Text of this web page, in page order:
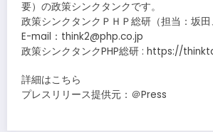
要）の政策シンクタンクです。
政策シンクタンクＰＨＰ総研（担当：坂田
E-mail：think2@php.co.jp
政策シンクタンクPHP総研 : https://
詳細はこちら
プレスリリース提供元：＠Press